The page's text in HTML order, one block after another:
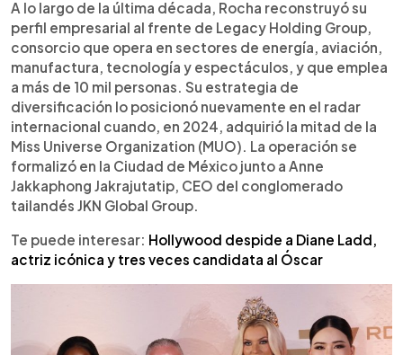
A lo largo de la última década, Rocha reconstruyó su
perfil empresarial al frente de Legacy Holding Group,
consorcio que opera en sectores de energía, aviación,
manufactura, tecnología y espectáculos, y que emplea
a más de 10 mil personas. Su estrategia de
diversificación lo posicionó nuevamente en el radar
internacional cuando, en 2024, adquirió la mitad de la
Miss Universe Organization (MUO). La operación se
formalizó en la Ciudad de México junto a Anne
Jakkaphong Jakrajutatip, CEO del conglomerado
tailandés JKN Global Group.
Te puede interesar: Hollywood despide a Diane Ladd,
actriz icónica y tres veces candidata al Óscar